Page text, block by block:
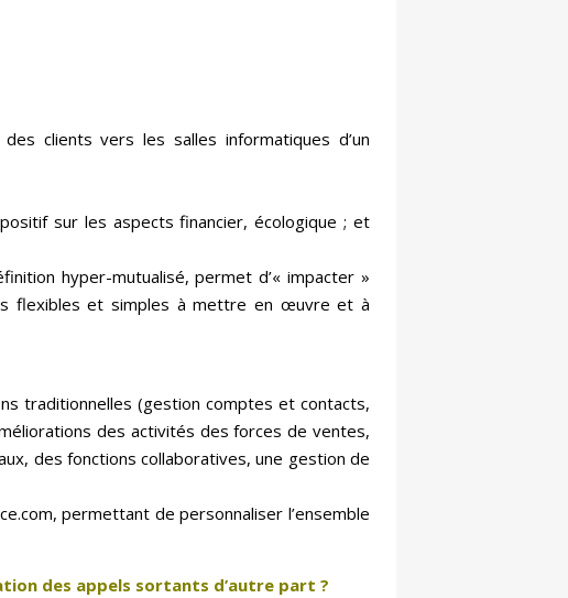
clients vers les salles informatiques d’un
sur les aspects financier, écologique ; et
hyper-mutualisé, permet d’« impacter »
flexibles et simples à mettre en œuvre et à
traditionnelles (gestion comptes et contacts,
des activités des forces de ventes,
des fonctions collaboratives, une gestion de
permettant de personnaliser l’ensemble
des appels sortants d’autre part ?